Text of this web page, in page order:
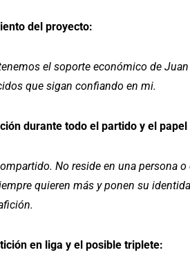
del proyecto:
el soporte económico de
que sigan confiando en mi.
durante todo el partido y el papel
No reside en una persona
quieren más y ponen su
en liga y el posible triplete: